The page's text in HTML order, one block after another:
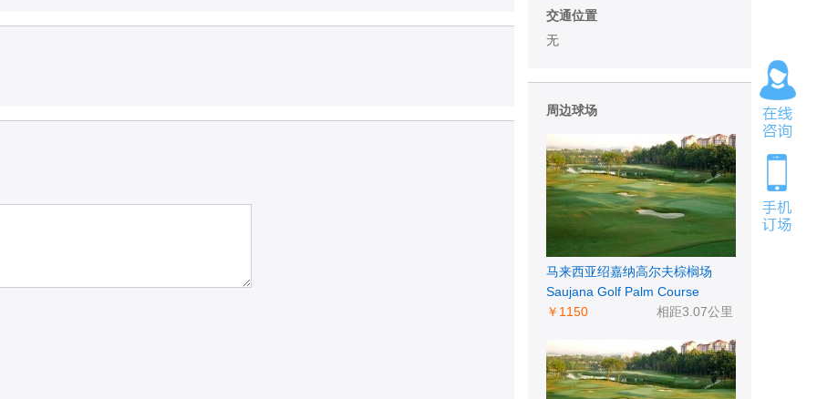
交通位置
无
周边球场
马来西亚绍嘉纳高尔夫棕榈场
Saujana Golf Palm Course
相距3.07公里
￥1150